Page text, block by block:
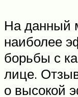
На данный
наиболее
борьбы с
лице.
о высокой